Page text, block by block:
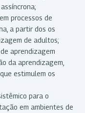
processos de
a partir dos os
de adultos;
aprendizagem
da aprendizagem,
estimulem os
para o
em ambientes de